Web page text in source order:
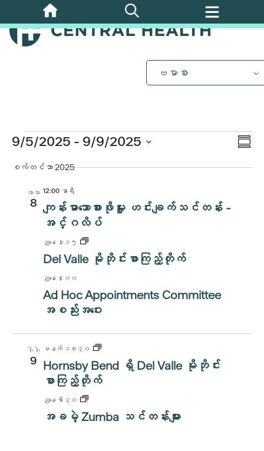
အဓိက
အကြောင်းအရာ
သို့
ဗမာစာ
ဒါနဲ့
ပွဲ
အကျဉ်
9/5/2025 - 9/9/2025
ကို
စက်တင်ဘာ 2025
လာလာ
8
12:00 နာရီ
ကျန်းမာသောစားဖိုမှူး ဟင်းချက်သင်တန်း -
အင်္ဂလိပ်
ညနေ ၃း၁၅
Del Valle မိုဘိုင်းစာကြည့်တိုက်
ညနေ ၄း၀၀
Ad Hoc Appointments Committee
အစည်းအဝေး
ဂါဂါ
9
မနက် ၁၀း၃၀
Hornsby Bend ရှိ Del Valle မိုဘိုင်း
စာကြည့်တိုက်
ညနေ ၆း၃၀
အခမဲ့ Zumba သင်တန်းများ